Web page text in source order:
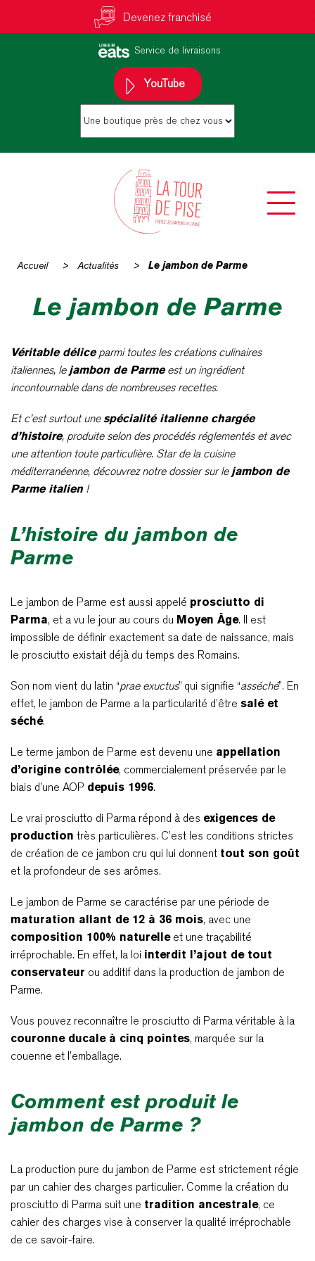
Devenez franchisé
Service de livraisons
YouTube
Accueil > Actualités > Le jambon de Parme
Le jambon de Parme
Véritable déliceparmi toutes les créations culinaires
italiennes, le jambon de Parmeest un ingrédient
incontournable dans de nombreuses recettes.
Et c’est surtout unespécialité italienne chargée
d’histoire, produite selon des procédés réglementés et avec
une attention toute particulière. Star de la cuisine
méditerranéenne, découvrez notre dossier sur le jambon de
Parme italien!
L’histoire du jambon de
Parme
Le jambon de Parme est aussi appelé prosciutto di
Parma, et a vu le jour au cours du Moyen Âge. Il est
impossible de définir exactement sa date de naissance, mais
le prosciutto existait déjà du temps des Romains.
Son nom vient du latin “prae exuctus” qui signifie “asséché”. En
effet, le jambon de Parme a la particularité d’être salé et
séché.
Le terme jambon de Parme est devenu une appellation
d’origine contrôlée, commercialement préservée par le
biais d’une AOP depuis 1996.
Le vrai prosciutto di Parma répond à des exigences de
production très particulières. C’est les conditions strictes
de création de ce jambon cru qui lui donnent tout son goût
et la profondeur de ses arômes.
Le jambon de Parme se caractérise par une période de
maturation allant de 12 à 36 mois, avec une
composition 100% naturelleet une traçabilité
irréprochable. En effet, la loi interdit l’ajout de tout
conservateur ou additif dans la production de jambon de
Parme.
Vous pouvez reconnaître le prosciutto di Parma véritable à la
couronne ducale à cinq pointes, marquée sur la
couenne et l’emballage.
Comment est produit le
jambon de Parme ?
La production pure du jambon de Parme est strictement régie
par un cahier des charges particulier. Comme la création du
prosciutto di Parma suit une tradition ancestrale, ce
cahier des charges vise à conserver la qualité irréprochable
de ce savoir-faire.